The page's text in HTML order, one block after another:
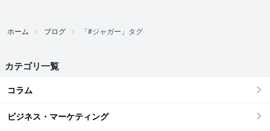
ホーム ブログ 「#ジャガー」タグ
カテゴリ一覧
コラム
ビジネス・マーケティング